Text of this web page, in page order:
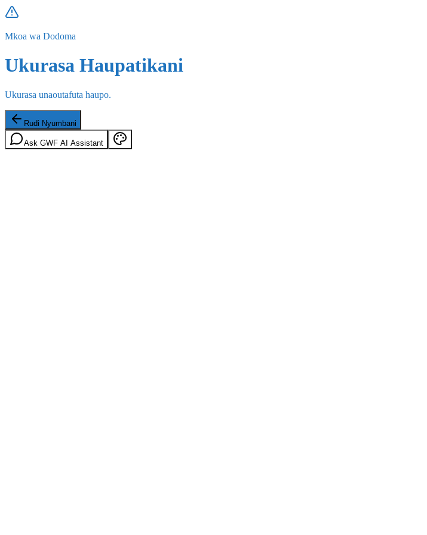
Mkoa wa Dodoma
Ukurasa Haupatikani
Ukurasa unaoutafuta haupo.
Rudi Nyumbani
Ask GWF AI Assistant